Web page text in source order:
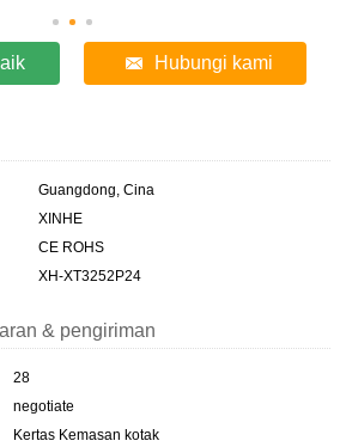
Hubungi kami
Guangdong, Cina
XINHE
CE ROHS
XH-XT3252P24
& pengiriman
28
negotiate
Kertas Kemasan kotak